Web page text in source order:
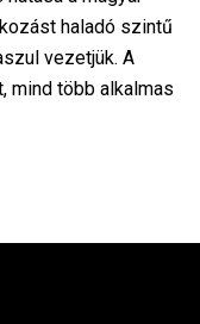
haladó szintű
vezetjük. A
mind több alkalmas